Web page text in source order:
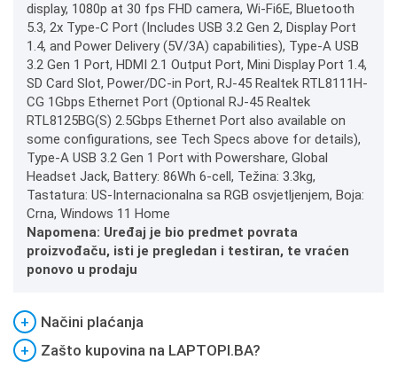
display, 1080p at 30 fps FHD camera, Wi-Fi6E, Bluetooth
5.3, 2x Type-C Port (Includes USB 3.2 Gen 2, Display Port
1.4, and Power Delivery (5V/3A) capabilities), Type-A USB
3.2 Gen 1 Port, HDMI 2.1 Output Port, Mini Display Port 1.4,
SD Card Slot, Power/DC-in Port, RJ-45 Realtek RTL8111H-
CG 1Gbps Ethernet Port (Optional RJ-45 Realtek
RTL8125BG(S) 2.5Gbps Ethernet Port also available on
some configurations, see Tech Specs above for details),
Type-A USB 3.2 Gen 1 Port with Powershare, Global
Headset Jack, Battery: 86Wh 6-cell, Težina: 3.3kg,
Tastatura: US-Internacionalna sa RGB osvjetljenjem, Boja:
Crna, Windows 11 Home
Napomena: Uređaj je bio predmet povrata
proizvođaču, isti je pregledan i testiran, te vraćen
ponovo u prodaju
+
Načini plaćanja
+
Zašto kupovina na LAPTOPI.BA?